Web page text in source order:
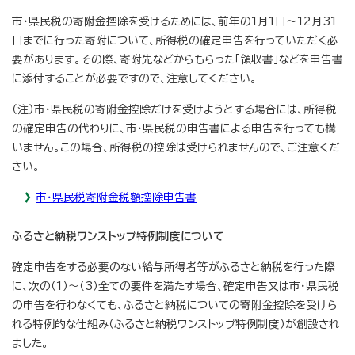
市・県民税の寄附金控除を受けるためには、前年の1月1日～12月31
日までに行った寄附について、所得税の確定申告を行っていただく必
要があります。その際、寄附先などからもらった「領収書」などを申告書
に添付することが必要ですので、注意してください。
（注）市・県民税の寄附金控除だけを受けようとする場合には、所得税
の確定申告の代わりに、市・県民税の申告書による申告を行っても構
いません。この場合、所得税の控除は受けられませんので、ご注意くだ
さい。
市・県民税寄附金税額控除申告書
ふるさと納税ワンストップ特例制度について
確定申告をする必要のない給与所得者等がふるさと納税を行った際
に、次の（1）～（3）全ての要件を満たす場合、確定申告又は市・県民税
の申告を行わなくても、ふるさと納税についての寄附金控除を受けら
れる特例的な仕組み（ふるさと納税ワンストップ特例制度）が創設され
ました。